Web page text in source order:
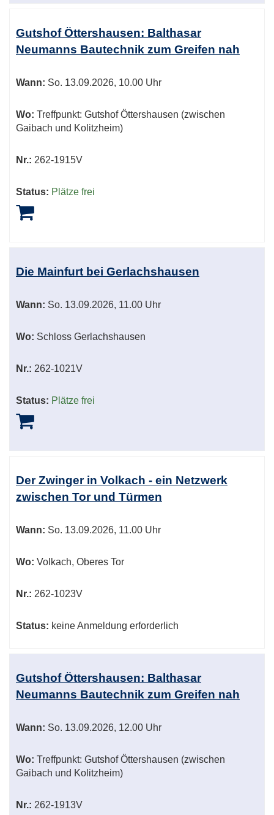
Gutshof Öttershausen: Balthasar
Neumanns Bautechnik zum Greifen nah
Wann: So. 13.09.2026, 10.00 Uhr
Wo: Treffpunkt: Gutshof Öttershausen (zwischen
Gaibach und Kolitzheim)
Nr.: 262-1915V
Status: Plätze frei
Die Mainfurt bei Gerlachshausen
Wann: So. 13.09.2026, 11.00 Uhr
Wo: Schloss Gerlachshausen
Nr.: 262-1021V
Status: Plätze frei
Der Zwinger in Volkach - ein Netzwerk
zwischen Tor und Türmen
Wann: So. 13.09.2026, 11.00 Uhr
Wo: Volkach, Oberes Tor
Nr.: 262-1023V
Status: keine Anmeldung erforderlich
Gutshof Öttershausen: Balthasar
Neumanns Bautechnik zum Greifen nah
Wann: So. 13.09.2026, 12.00 Uhr
Wo: Treffpunkt: Gutshof Öttershausen (zwischen
Gaibach und Kolitzheim)
Nr.: 262-1913V